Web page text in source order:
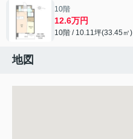
10階
12.6万円
10階 / 10.11坪(33.45㎡)
地図